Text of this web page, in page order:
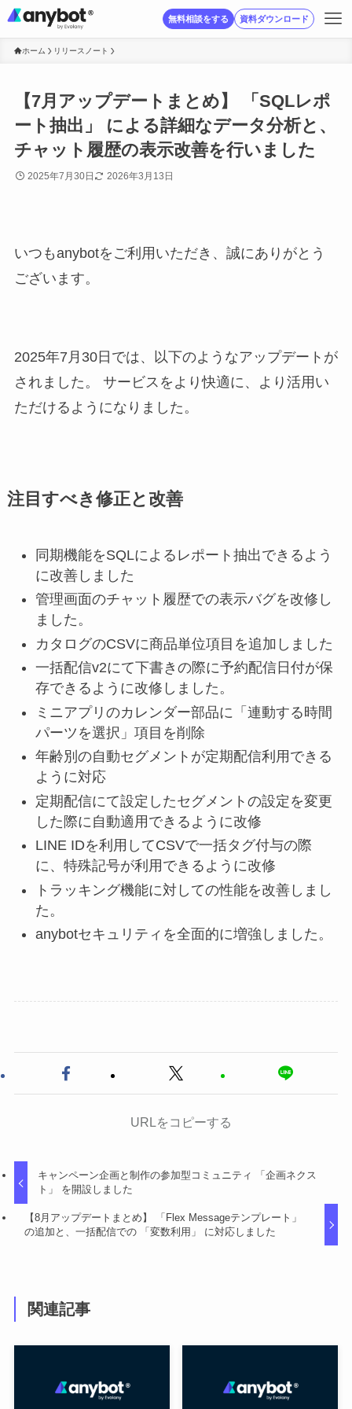
無料相談をする 資料ダウンロード
ホーム リリースノート
【7月アップデートまとめ】 「SQLレポ
ート抽出」 による詳細なデータ分析と、
チャット履歴の表示改善を行いました
2025年7月30日 2026年3月13日
いつもanybotをご利用いただき、誠にありがとう
ございます。
2025年7月30日では、以下のようなアップデートが
されました。 サービスをより快適に、より活用い
ただけるようになりました。
注目すべき修正と改善
同期機能をSQLによるレポート抽出できるよう
に改善しました
管理画面のチャット履歴での表示バグを改修し
ました。
カタログのCSVに商品単位項目を追加しました
一括配信v2にて下書きの際に予約配信日付が保
存できるように改修しました。
ミニアプリのカレンダー部品に「連動する時間
パーツを選択」項目を削除
年齢別の自動セグメントが定期配信利用できる
ように対応
定期配信にて設定したセグメントの設定を変更
した際に自動適用できるように改修
LINE IDを利用してCSVで一括タグ付与の際
に、特殊記号が利用できるように改修
トラッキング機能に対しての性能を改善しまし
た。
anybotセキュリティを全面的に増強しました。
URLをコピーする
キャンペーン企画と制作の参加型コミュニティ 「企画ネクス
ト」 を開設しました
【8月アップデートまとめ】 「Flex Messageテンプレート」
の追加と、一括配信での 「変数利用」 に対応しました
関連記事